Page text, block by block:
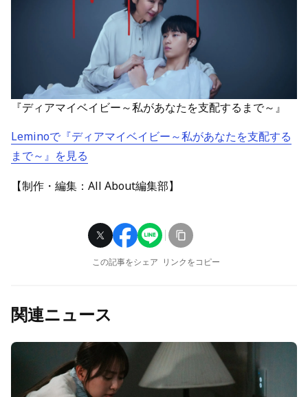
『ディアマイベイビー～私があなたを支配するまで～』
Leminoで『ディアマイベイビー～私があなたを支配する
まで～』を見る
【制作・編集：All About編集部】
この記事をシェア リンクをコピー
関連ニュース